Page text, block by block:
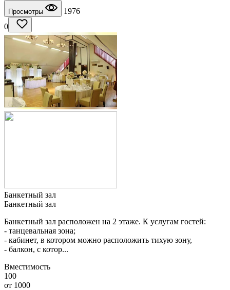
Просмотры
1976
0
Банкетный зал
Банкетный зал
Банкетный зал расположен на 2 этаже. К услугам гостей:
- танцевальная зона;
- кабинет, в котором можно расположить тихую зону,
- балкон, с котор...
Вместимость
100
от 1000